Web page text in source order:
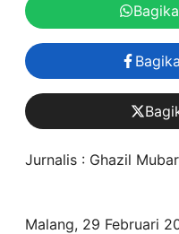
Jurnalis : Ghazil
Malang, 29 Februari